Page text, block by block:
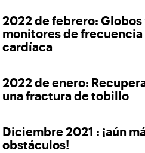
2022 de febrero: Globos
monitores de frecuencia
cardíaca
2022 de enero:
una fractura de tobillo
Diciembre 2021 : ¡aún
obstáculos!